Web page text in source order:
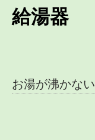
給湯器
お湯が沸かない